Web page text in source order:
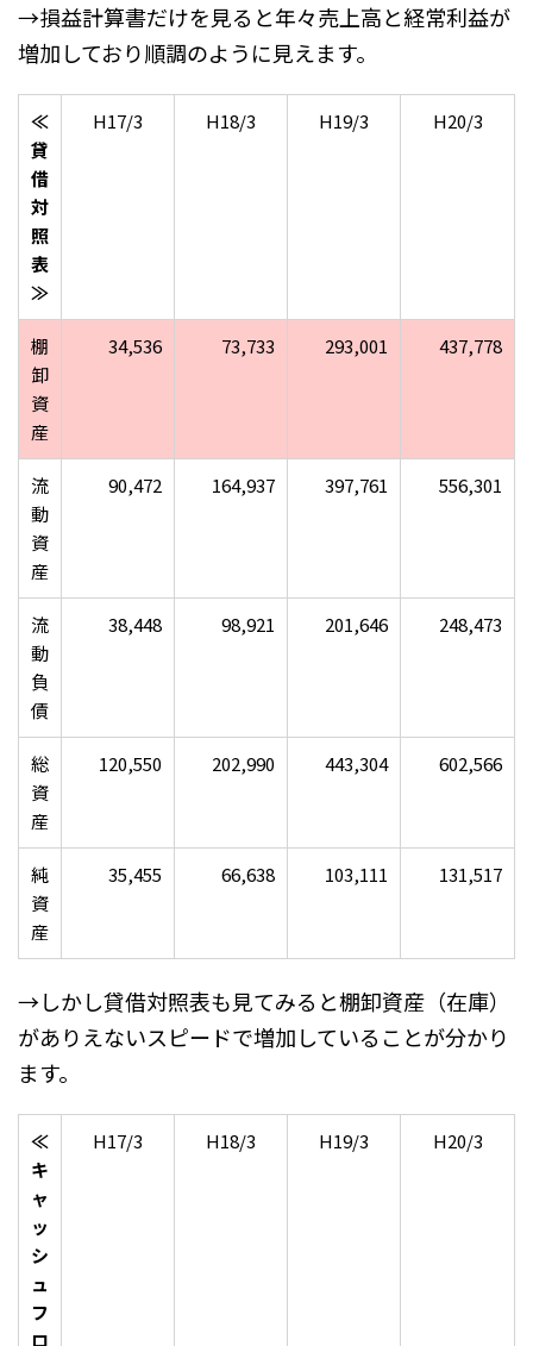
→損益計算書だけを見ると年々売上高と経常利益が
増加しており順調のように見えます。
≪
貸
借
対
照
表
≫
H17/3 H18/3 H19/3 H20/3
棚
卸
資
産
34,536 73,733 293,001 437,778
流
動
資
産
90,472 164,937 397,761 556,301
流
動
負
債
38,448 98,921 201,646 248,473
総
資
産
120,550 202,990 443,304 602,566
純
資
産
35,455 66,638 103,111 131,517
→しかし貸借対照表も見てみると棚卸資産（在庫）
がありえないスピードで増加していることが分かり
ます。
≪
キ
ャ
ッ
シ
ュ
フ
H17/3 H18/3 H19/3 H20/3